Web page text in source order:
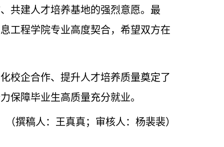
共建人才培养基地的强烈意愿。最
工程学院专业高度契合，希望双方在
校企合作、提升人才培养质量奠定了
保障毕业生高质量充分就业。
（撰稿人：王真真；审核人：杨裴裴）